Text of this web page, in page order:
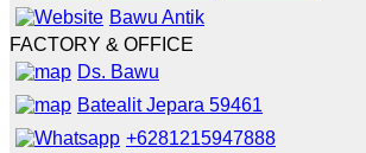
Bawu Antik
FACTORY & OFFICE
Ds. Bawu
Batealit Jepara 59461
+6281215947888